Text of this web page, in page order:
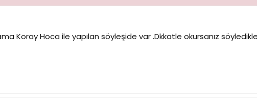
Koray Hoca ile yapılan söyleşide var .Dkkatle okursanız